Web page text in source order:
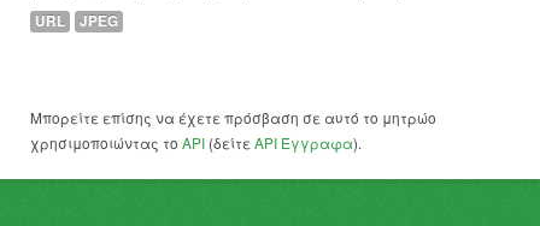
URL JPEG
Μπορείτε επίσης να έχετε πρόσβαση σε αυτό το μητρώο
χρησιμοποιώντας το API (δείτε API Έγγραφα).